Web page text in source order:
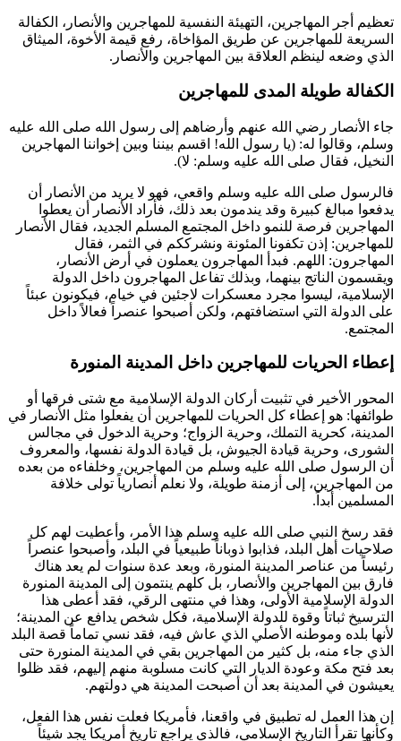
تعظيم أجر المهاجرين، التهيئة النفسية للمهاجرين والأنصار، الكفالة
السريعة للمهاجرين عن طريق المؤاخاة، رفع قيمة الأخوة، الميثاق
الذي وضعه لينظم العلاقة بين المهاجرين والأنصار.
الكفالة طويلة المدى للمهاجرين
جاء الأنصار رضي الله عنهم وأرضاهم إلى رسول الله صلى الله عليه
وسلم، وقالوا له: (يا رسول الله! اقسم بيننا وبين إخواننا المهاجرين
النخيل، فقال صلى الله عليه وسلم: لا).
فالرسول صلى الله عليه وسلم واقعي، فهو لا يريد من الأنصار أن
يدفعوا مبالغ كبيرة وقد يندمون بعد ذلك، فأراد الأنصار أن يعطوا
المهاجرين فرصة للنمو داخل المجتمع المسلم الجديد، فقال الأنصار
للمهاجرين: إذن تكفونا المئونة ونشرككم في الثمر، فقال
المهاجرون: اللهم. فبدأ المهاجرون يعملون في أرض الأنصار،
ويقسمون الناتج بينهما، وبذلك تفاعل المهاجرون داخل الدولة
الإسلامية، ليسوا مجرد معسكرات لاجئين في خيام، فيكونون عبئاً
على الدولة التي استضافتهم، ولكن أصبحوا عنصراً فعالاً داخل
المجتمع.
إعطاء الحريات للمهاجرين داخل المدينة المنورة
المحور الأخير في تثبيت أركان الدولة الإسلامية مع شتى فرقها أو
طوائفها: هو إعطاء كل الحريات للمهاجرين أن يفعلوا مثل الأنصار في
المدينة، كحرية التملك، وحرية الزواج؛ وحرية الدخول في مجالس
الشورى، وحرية قيادة الجيوش، بل قيادة الدولة نفسها، والمعروف
أن الرسول صلى الله عليه وسلم من المهاجرين، وخلفاءه من بعده
من المهاجرين، إلى أزمنة طويلة، ولا نعلم أنصارياً تولى خلافة
المسلمين أبداً.
فقد رسخ النبي صلى الله عليه وسلم هذا الأمر، وأعطيت لهم كل
صلاحيات أهل البلد، فذابوا ذوباناً طبيعياً في البلد، وأصبحوا عنصراً
رئيساً من عناصر المدينة المنورة، وبعد عدة سنوات لم يعد هناك
فارق بين المهاجرين والأنصار، بل كلهم ينتمون إلى المدينة المنورة
الدولة الإسلامية الأولى، وهذا في منتهى الرقي، فقد أعطى هذا
الترسيخ ثباتاً وقوة للدولة الإسلامية، فكل شخص يدافع عن المدينة؛
لأنها بلده وموطنه الأصلي الذي عاش فيه، فقد نسي تماماً قصة البلد
الذي جاء منه، بل كثير من المهاجرين بقي في المدينة المنورة حتى
بعد فتح مكة وعودة الديار التي كانت مسلوبة منهم إليهم، فقد ظلوا
يعيشون في المدينة بعد أن أصبحت المدينة هي دولتهم.
إن هذا العمل له تطبيق في واقعنا، فأمريكا فعلت نفس هذا الفعل،
وكأنها تقرأ التاريخ الإسلامي، فالذي يراجع تاريخ أمريكا يجد شيئاً